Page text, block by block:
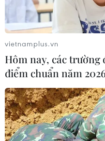
vietnamplus.vn
Hôm nay, các trường
điểm chuẩn năm